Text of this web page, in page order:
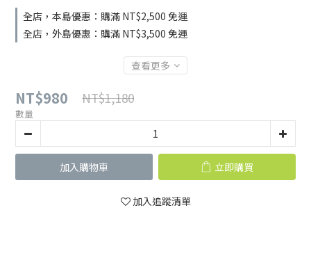
全店，本島優惠：購滿 NT$2,500 免運
全店，外島優惠：購滿 NT$3,500 免運
查看更多
NT$980 NT$1,180
數量
加入購物車 立即購買
加入追蹤清單